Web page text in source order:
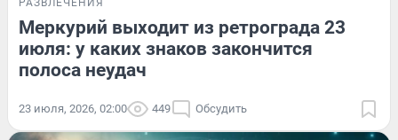
Меркурий выходит из ретрограда 23
июля: у каких знаков закончится
полоса неудач
23 июля, 2026, 02:00 449 Обсудить